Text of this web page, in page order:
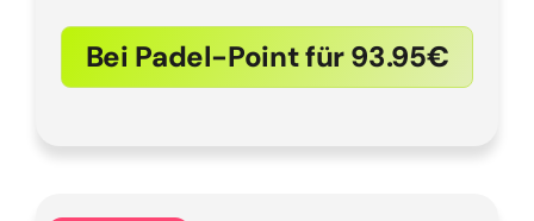
Bei Padel-Point für 93.95€